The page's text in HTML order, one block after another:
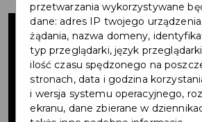
Budowa
Małego
przetwarzania wykorzystywane
dane: adres IP twojego
żądania, nazwa domeny,
typ przeglądarki, język
ilość czasu spędzonego na
stronach, data i godzina
i wersja systemu operacyjnego,
ekranu, dane zbierane w